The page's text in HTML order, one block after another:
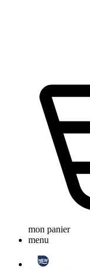
mon panier
menu